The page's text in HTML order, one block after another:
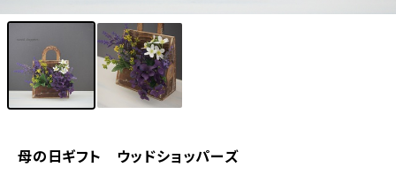
母の日ギフト ウッドショッパーズ